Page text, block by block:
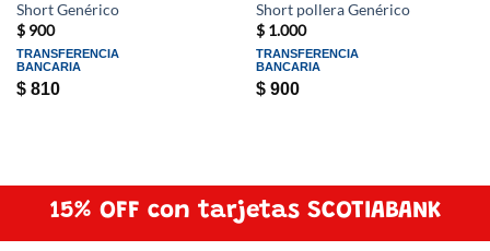
Short Genérico
$900
TRANSFERENCIA
BANCARIA
$810
Short pollera Genérico
$1.000
TRANSFERENCIA
BANCARIA
$900
15% OFF con tarjetas SCOTIABANK